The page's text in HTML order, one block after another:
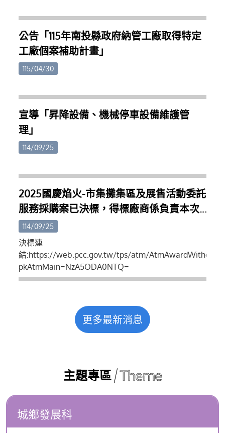
智慧科學的技術協助農友評估適合的燈具數量及照明
配置，在不影響作物生長的前提下提升節電效益，讓
農民能將省下的電費轉化為實質收益，提升產業競爭
力，獨霸鰲頭。歡迎縣內筊白筍農民及相關單位把握
機會申請。相關資訊可洽南投節電辦公室（049-
洽詢。
申請期間向本府提出申請。五、 土地所有權人申請交
格審查收件截止日前二個月內之都市計畫土地使用分
區證明書、土地登記（簿）謄本、地籍圖謄本。(三)
土地所有權人之身分證明文件；其為法人者，其法人
登記證明文件。屬影本者，並應切結與正本相符，所
(四)土地已設定他項權利，應檢附他項權利人同意於
辦理交換土地所有權移轉登記時，同時塗銷原設定他
項權利之同意書(格式如附件三)。(五)土地已興建臨時
建築使用者，應檢附臨時建築物權利人同意於勘查前
自行拆除騰空之同意書(格式如附件三)；其自願贈與
地無出租、出借、被占用、限制登記或有產權糾紛之
承或配偶、直系血親間之贈與而移轉者，其持有年限
得予併計者，請檢附戶籍登記簿謄本及土地登記異動
索引。(八)其他應備文件。
公告「115年南投縣政府納管工廠取得特定
工廠個案補助計畫」
115/04/30
宣導「昇降設備、機械停車設備維護管
理」
114/09/25
2025國慶焰火-市集攤集區及展售活動委託
服務採購案已決標，得標廠商係負責本次
攤集區設計、規劃、招商...等
114/09/25
決標連
結:https://web.pcc.gov.tw/tps/atm/
pkAtmMain=NzA5ODA0NTQ=
更多最新消息
主題專區 Theme
城鄉發展科